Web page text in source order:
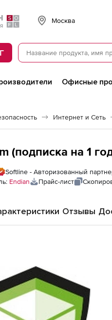
Москва
Офисные
Интернет и Сеть
(подписка на 1
Softline - Авторизованный
Endian Прайс-лист
Отзывы